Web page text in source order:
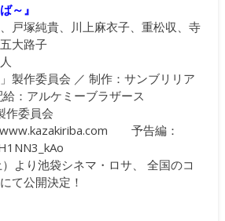
～』
戸塚純貴、川上麻衣子、重松収、寺
大路子
製作委員会 ／ 制作：サンブリリア
：アルケミーブラザース
作委員会
予告編：
より池袋シネマ・ロサ、 全国のコ
て公開決定！